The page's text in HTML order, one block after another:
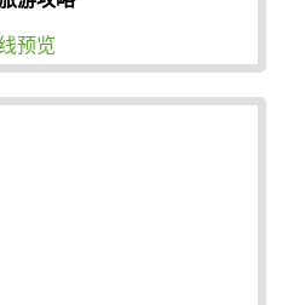
预览